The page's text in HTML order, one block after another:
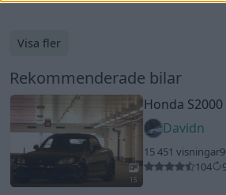
Visa fler
Rekommenderade bilar
15
Honda S2000
Davidn
15 451 visningar
104